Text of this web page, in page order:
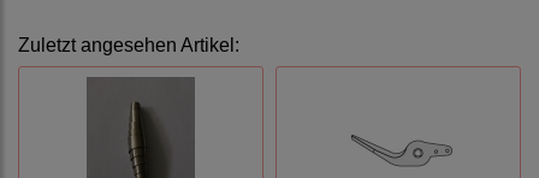
Zuletzt angesehen Artikel: